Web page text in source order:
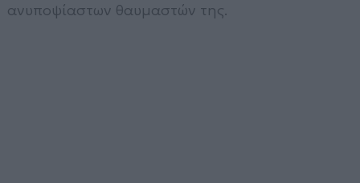
ανυποψίαστων θαυμαστών της.